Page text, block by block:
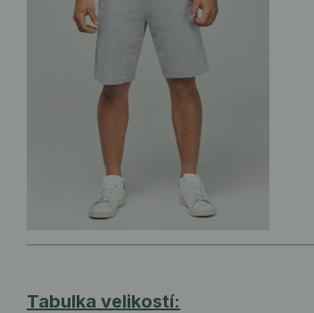
Tabulka velikostí: